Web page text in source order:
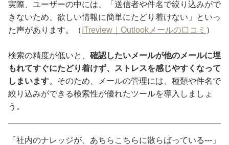
実際、ユーザーの中には、「送信者や件名で絞り込みがで
きないため、欲しい情報に簡単にたどり着けない」といっ
た声があります。（ ITreview｜Outlookメールの口コミ ）
検索の精度が低いと、 確認したいメールが他のメールに埋
もれてすぐにたどり着けず、ストレスを感じやすくなって
しまいます。そのため、メールの管理には、種類や件名で
絞り込みができる検索性が優れたツールを導入しましょ
う。
「社内のナレッジが、あちらこちらに散らばっている---」